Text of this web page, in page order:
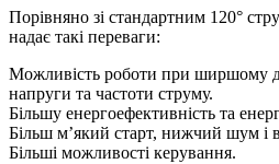
Порівняно зі стандартним 120°
надає такі переваги:
Можливість роботи при ширшому
напруги та частоти струму.
Більшу енергоефективність та
Більш м’який старт, нижчий шум і
Більші можливості керування.